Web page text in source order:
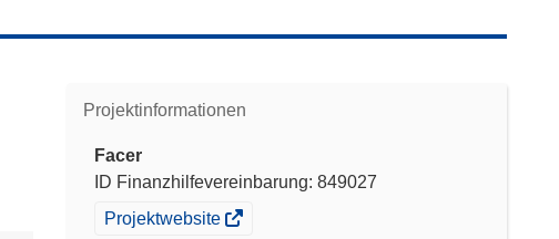
Projektinformationen
Facer
ID Finanzhilfevereinbarung: 849027
(öffnet
Projektwebsite